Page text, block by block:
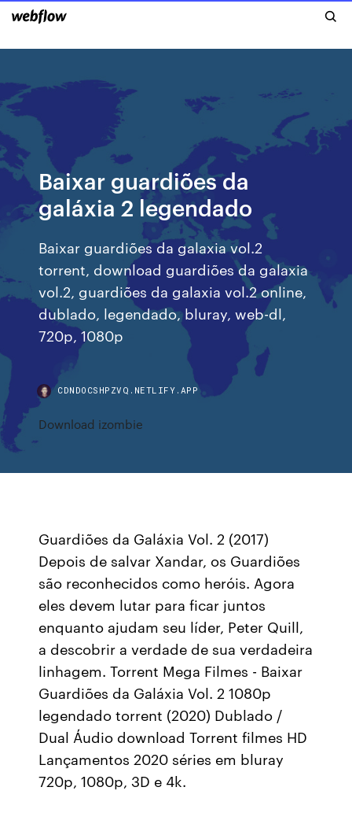
Baixar guardiões da
galáxia 2 legendado
Baixar guardiões da galaxia vol.2
torrent, download guardiões da galaxia
vol.2, guardiões da galaxia vol.2 online,
dublado, legendado, bluray, web-dl,
720p, 1080p
CDNDOCSHPZVQ.NETLIFY.APP
Download izombie
Guardiões da Galáxia Vol. 2 (2017)
Depois de salvar Xandar, os Guardiões
são reconhecidos como heróis. Agora
eles devem lutar para ficar juntos
enquanto ajudam seu líder, Peter Quill,
a descobrir a verdade de sua verdadeira
linhagem. Torrent Mega Filmes - Baixar
Guardiões da Galáxia Vol. 2 1080p
legendado torrent (2020) Dublado /
Dual Áudio download Torrent filmes HD
Lançamentos 2020 séries em bluray
720p, 1080p, 3D e 4k.